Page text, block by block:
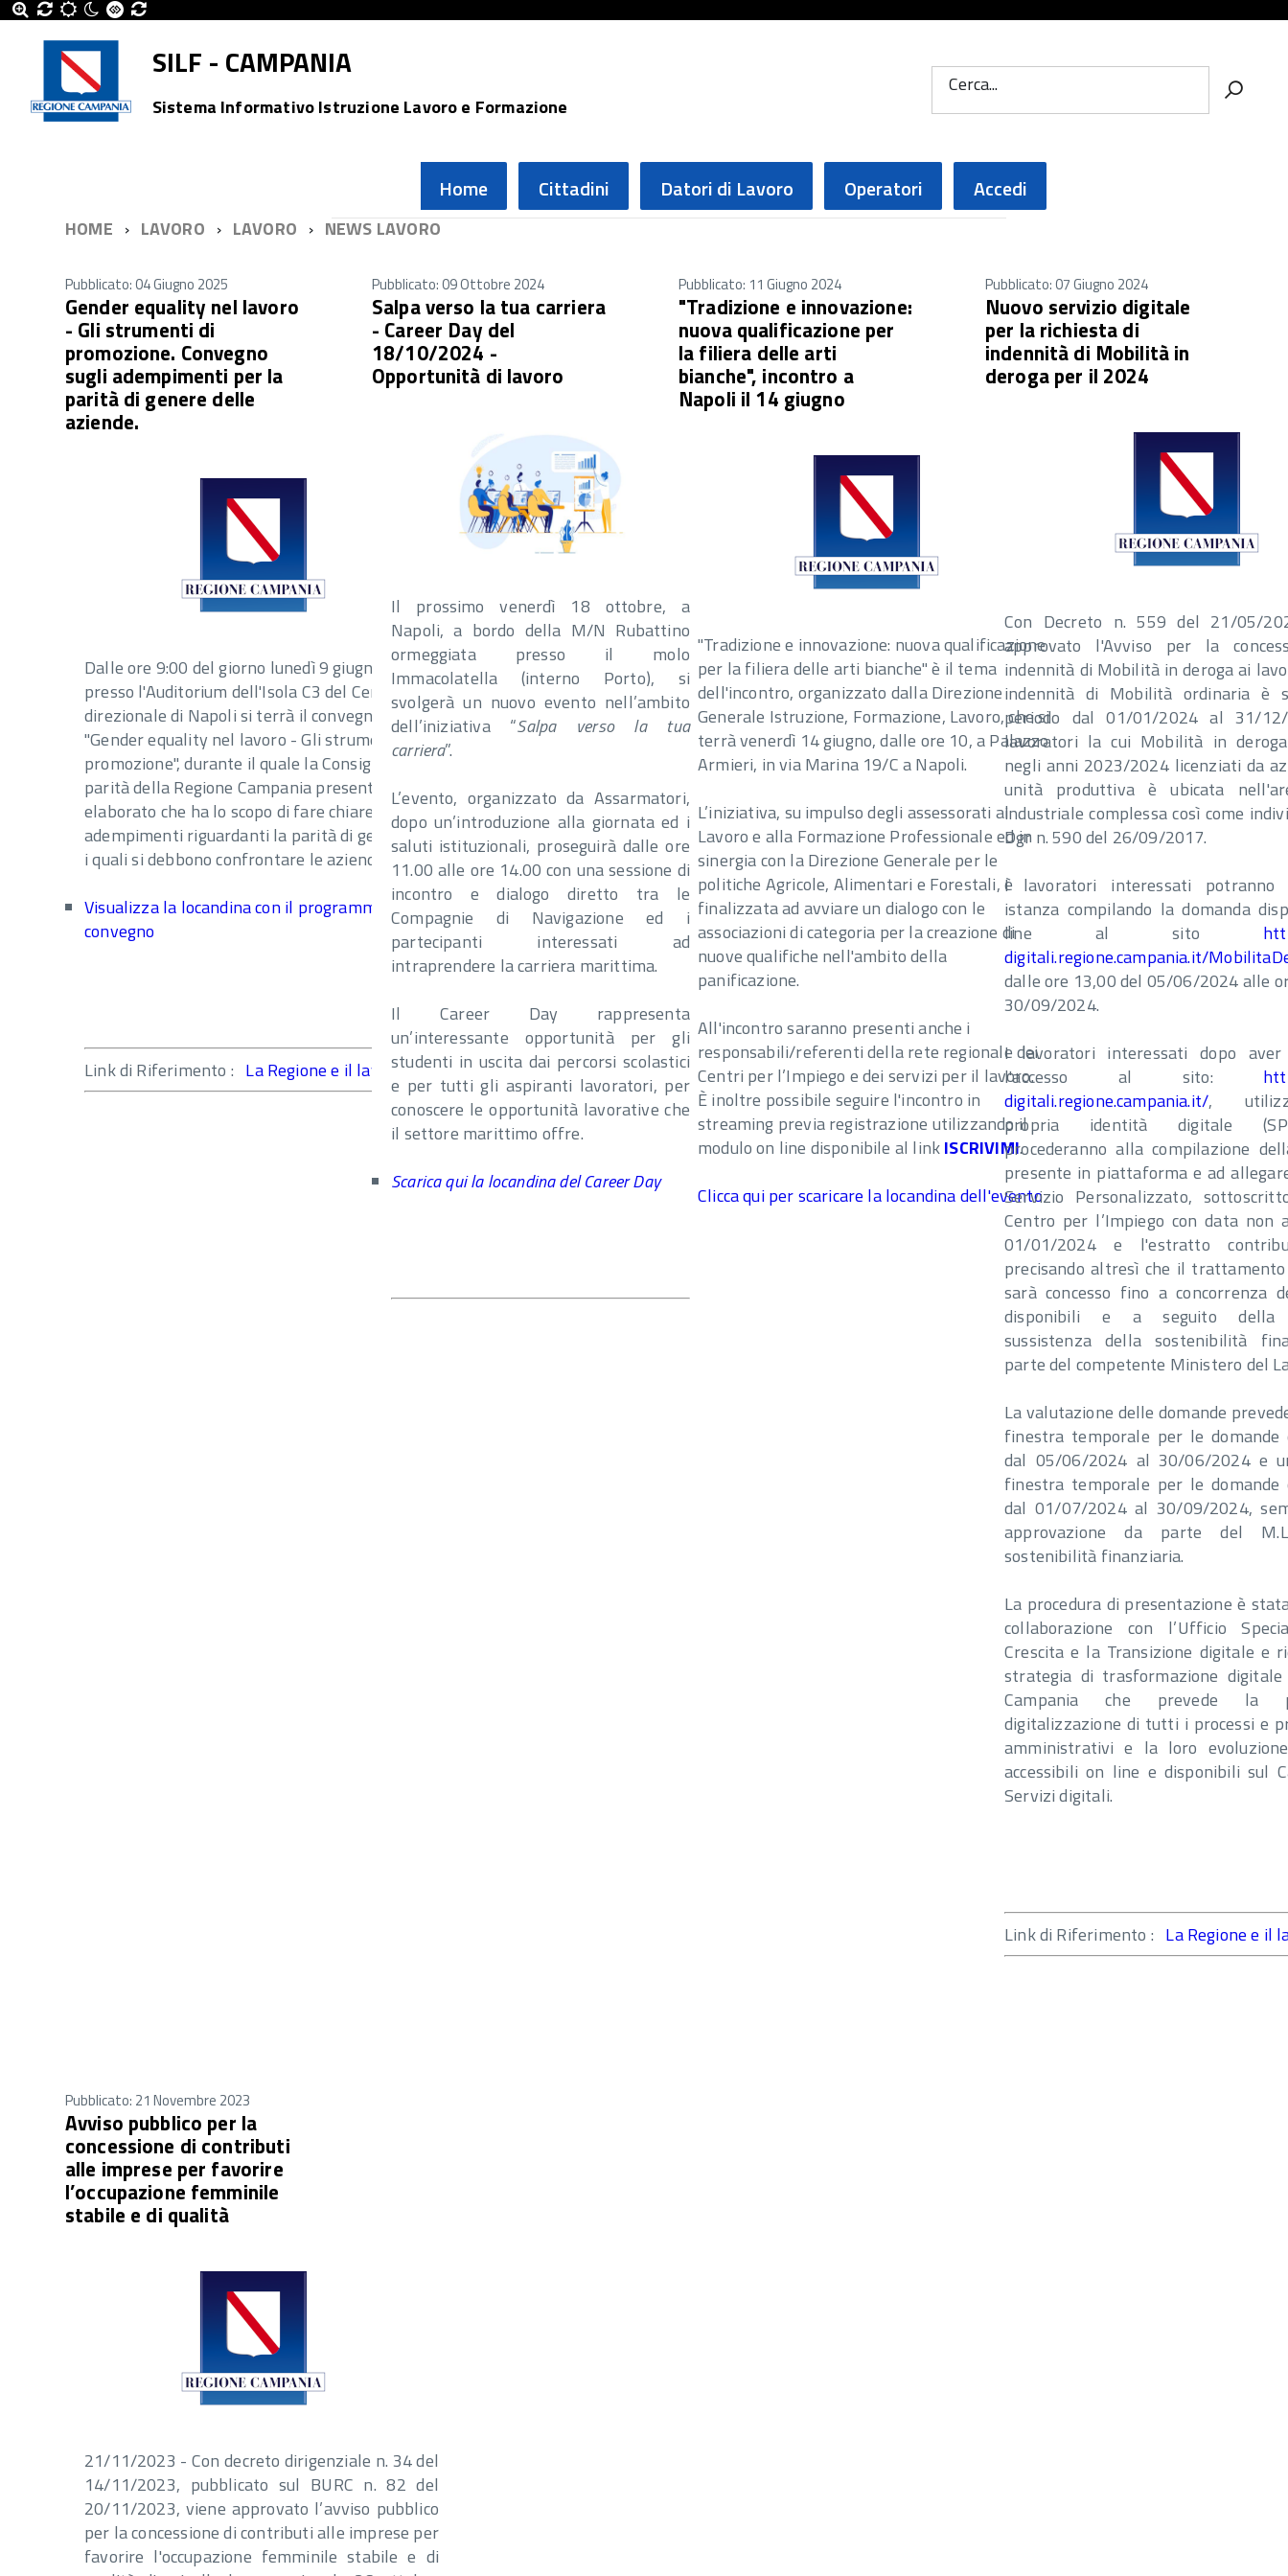
SILF - CAMPANIA
Sistema Informativo Istruzione Lavoro e Formazione
Cerca...
Home Cittadini Datori di Lavoro Operatori Accedi
HOME LAVORO LAVORO NEWS LAVORO
Pubblicato: 04 Giugno 2025
Gender equality nel lavoro
- Gli strumenti di
promozione. Convegno
sugli adempimenti per la
parità di genere delle
aziende.
Dalle ore 9:00 del giorno lunedì 9 giugno 2025
presso l'Auditorium dell'Isola C3 del Centro
direzionale di Napoli si terrà il convegno
"Gender equality nel lavoro - Gli strumenti di
promozione", durante il quale la Consigliera di
parità della Regione Campania presenterà un
elaborato che ha lo scopo di fare chiarezza sugli
adempimenti riguardanti la parità di genere con
i quali si debbono confrontare le aziende.
Visualizza la locandina con il programma del
convegno
Link di Riferimento : La Regione e il lavoro
Pubblicato: 09 Ottobre 2024
Salpa verso la tua carriera
- Career Day del
18/10/2024 -
Opportunità di lavoro
Il prossimo venerdì 18 ottobre, a
Napoli, a bordo della M/N Rubattino
ormeggiata presso il molo
Immacolatella (interno Porto), si
svolgerà un nuovo evento nell’ambito
dell’iniziativa “Salpa verso la tua
carriera”.
L’evento, organizzato da Assarmatori,
dopo un’introduzione alla giornata ed i
saluti istituzionali, proseguirà dalle ore
11.00 alle ore 14.00 con una sessione di
incontro e dialogo diretto tra le
Compagnie di Navigazione ed i
partecipanti interessati ad
intraprendere la carriera marittima.
Il Career Day rappresenta
un’interessante opportunità per gli
studenti in uscita dai percorsi scolastici
e per tutti gli aspiranti lavoratori, per
conoscere le opportunità lavorative che
il settore marittimo offre.
Scarica qui la locandina del Career Day
Pubblicato: 11 Giugno 2024
"Tradizione e innovazione:
nuova qualificazione per
la filiera delle arti
bianche", incontro a
Napoli il 14 giugno
"Tradizione e innovazione: nuova qualificazione
per la filiera delle arti bianche" è il tema
dell'incontro, organizzato dalla Direzione
Generale Istruzione, Formazione, Lavoro, che si
terrà venerdì 14 giugno, dalle ore 10, a Palazzo
Armieri, in via Marina 19/C a Napoli.
L’iniziativa, su impulso degli assessorati al
Lavoro e alla Formazione Professionale ed in
sinergia con la Direzione Generale per le
politiche Agricole, Alimentari e Forestali, è
finalizzata ad avviare un dialogo con le
associazioni di categoria per la creazione di
nuove qualifiche nell'ambito della
panificazione.
All'incontro saranno presenti anche i
responsabili/referenti della rete regionale dei
Centri per l’Impiego e dei servizi per il lavoro.
È inoltre possibile seguire l'incontro in
streaming previa registrazione utilizzando il
modulo on line disponibile al linkISCRIVIMI.
Clicca qui per scaricare la locandina dell'evento
Pubblicato: 07 Giugno 2024
Nuovo servizio digitale
per la richiesta di
indennità di Mobilità in
deroga per il 2024
Con Decreto n. 559 del 21/05/
approvato l'Avviso per la
indennità di Mobilità in deroga ai
indennità di Mobilità ordinaria è
periodo dal 01/01/2024 al 31/
lavoratori la cui Mobilità in
negli anni 2023/2024 licenziati da
unità produttiva è ubicata
industriale complessa così come
Dgr n. 590 del 26/09/2017.
I lavoratori interessati potranno
istanza compilando la domanda
line al sito
digitali.regione.campania.it/
dalle ore 13,00 del 05/06/2024 alle
30/09/2024.
I lavoratori interessati dopo
l'accesso al sito:
digitali.regione.campania.it/,
propria identità digitale
procederanno alla compilazione
presente in piattaforma e ad
Servizio Personalizzato,
Centro per l’Impiego con data non
01/01/2024 e l'estratto
precisando altresì che il
sarà concesso fino a concorrenza
disponibili e a seguito della
sussistenza della sostenibilità
parte del competente Ministero del
La valutazione delle domande
finestra temporale per le domande
dal 05/06/2024 al 30/06/2024 e
finestra temporale per le domande
dal 01/07/2024 al 30/09/2024,
approvazione da parte del
sostenibilità finanziaria.
La procedura di presentazione è
collaborazione con l’Ufficio
Crescita e la Transizione digitale e
strategia di trasformazione digitale
Campania che prevede la
digitalizzazione di tutti i processi e
amministrativi e la loro
accessibili on line e disponibili sul
Servizi digitali.
Link di Riferimento : La Regione e il
Pubblicato: 21 Novembre 2023
Avviso pubblico per la
concessione di contributi
alle imprese per favorire
l’occupazione femminile
stabile e di qualità
21/11/2023 - Con decreto dirigenziale n. 34 del
14/11/2023, pubblicato sul BURC n. 82 del
20/11/2023, viene approvato l’avviso pubblico
per la concessione di contributi alle imprese per
favorire l'occupazione femminile stabile e di